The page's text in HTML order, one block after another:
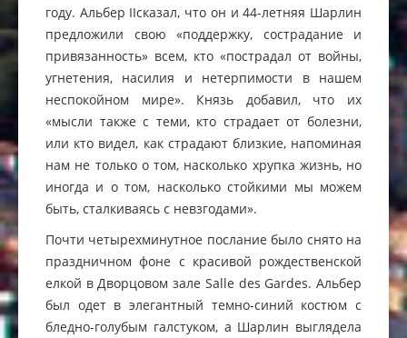
году. Альбер IIсказал, что он и 44-летняя Шарлин
предложили свою «поддержку, сострадание и
привязанность» всем, кто «пострадал от войны,
угнетения, насилия и нетерпимости в нашем
неспокойном мире». Князь добавил, что их
«мысли также с теми, кто страдает от болезни,
или кто видел, как страдают близкие, напоминая
нам не только о том, насколько хрупка жизнь, но
иногда и о том, насколько стойкими мы можем
быть, сталкиваясь с невзгодами».
Почти четырехминутное послание было снято на
праздничном фоне с красивой рождественской
елкой в Дворцовом зале Salle des Gardes. Альбер
был одет в элегантный темно-синий костюм с
бледно-голубым галстуком, а Шарлин выглядела